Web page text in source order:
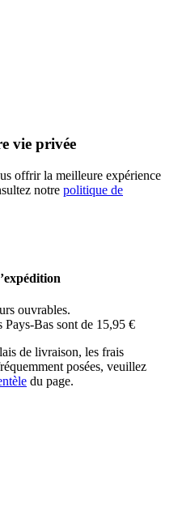
vie privée
offrir la meilleure expérience
notre politique de
ouvrables.
Bas sont de 15,95 €
de livraison, les frais
posées, veuillez
du page.